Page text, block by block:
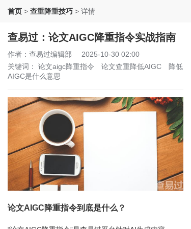
首页 > 查重降重技巧 > 详情
查易过：论文AIGC降重指令实战指南
作者：查易过编辑部
2025-10-30 02:00
关键词： 论文aigc降重指令 论文查重降低AIGC
降低
AIGC是什么意思
论文AIGC降重指令到底是什么？